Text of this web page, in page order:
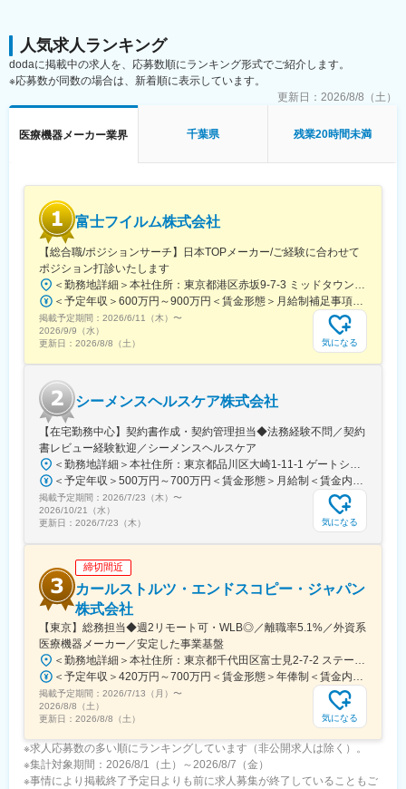
変更の範囲：会社の定める業務
り、休日出勤が発生しないように会社として対策している為、現
在では休日出勤はほぼございません。
■出張は年数回あり（自社や委託会社の工場がある場所：茨城、岩
手、秋田、大阪など）
■PCR検査装置、核酸抽出装置等の体外診断機器を開発する仕事
■育休制度完備（女性取得率は100％で、復帰も100％です。パパ
育休の取得も推進しています。）
【会社・求人の魅力】
■当社はバイオ関連業界において、血液や組織細胞などの検体から
遺伝子を抽出するための自動化装置（DNA抽出装置）を中心とし
て、遺伝子研究の現場に対し様々な自動化装置を事業展開。
■遺伝子解析の際にはサンプルから遺伝子を抽出する前処理工程が
必要不可欠です。当社はそのプロセスを自動化できる国際特許技
術「マグトレーション・テクノロジー」を取得。
■独自の技術、特許を複数保有し、他社にないシステムを設計開発
が可能。
■装置全体に関わることができ、様々な知識を得ることができま
す。
変更の範囲：会社の定める業務
人気求人ランキング
dodaに掲載中の求人を、応募数順にランキング形式でご紹介します。
※応募数が同数の場合は、新着順に表示しています。
更新日： 2026/8/8（土）
医療機器メーカー業界 千葉県 残業20時間未満
富士フイルム株式会社
【総合職/ポジションサーチ】日本TOPメーカー/ご経験に合わせて
ポジション打診いたします
掲載予定期間： 2026/6/11（木） 〜
2026/9/9（水）
更新日： 2026/8/8（土） 気になる
シーメンスヘルスケア株式会社
【在宅勤務中心】契約書作成・契約管理担当◆法務経験不問／契約
書レビュー経験歓迎／シーメンスヘルスケア
掲載予定期間： 2026/7/23（木） 〜
2026/10/21（水）
更新日： 2026/7/23（木） 気になる
締切間近
カールストルツ・エンドスコピー・ジャパン
株式会社
【東京】総務担当◆週2リモート可・WLB◎／離職率5.1%／外資系
医療機器メーカー／安定した事業基盤
掲載予定期間： 2026/7/13（月） 〜
2026/8/8（土）
更新日： 2026/8/8（土） 気になる
※求人応募数の多い順にランキングしています（非公開求人は除く）。
※集計対象期間：2026/8/1（土）～2026/8/7（金）
※事情により掲載終了予定日よりも前に求人募集が終了していることもご